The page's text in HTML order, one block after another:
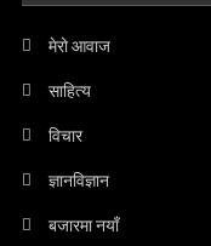
मेरो आवाज
साहित्य
विचार
ज्ञानविज्ञान
बजारमा नयाँ